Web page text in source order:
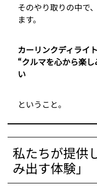
そのやり取りの中で
ます。
カーリンクディライト
“クルマを心から楽
い
ということ。
私たちが提供
み出す体験」